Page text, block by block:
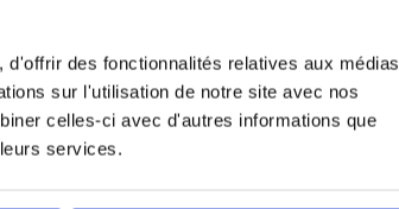
des fonctionnalités relatives aux médias
sur l'utilisation de notre site avec nos
celles-ci avec d'autres informations que
services.